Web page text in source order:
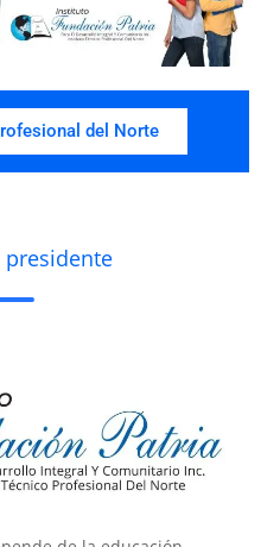
del Norte
presidente